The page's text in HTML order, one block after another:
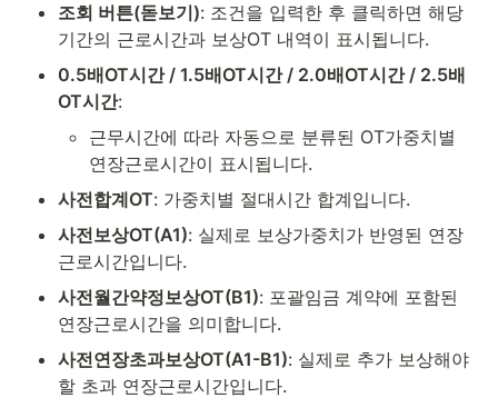
조회 버튼(돋보기): 조건을 입력한 후 클릭하면 해당
기간의 근로시간과 보상OT 내역이 표시됩니다.
0.5배OT시간 / 1.5배OT시간 / 2.0배OT시간 / 2.5배
OT시간:
근무시간에 따라 자동으로 분류된 OT가중치별
연장근로시간이 표시됩니다.
사전합계OT: 가중치별 절대시간 합계입니다.
사전보상OT(A1): 실제로 보상가중치가 반영된 연장
근로시간입니다.
사전월간약정보상OT(B1): 포괄임금 계약에 포함된
연장근로시간을 의미합니다.
사전연장초과보상OT(A1-B1): 실제로 추가 보상해야
할 초과 연장근로시간입니다.